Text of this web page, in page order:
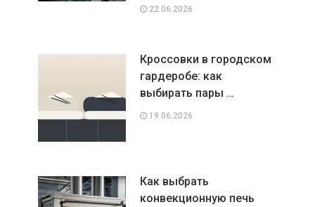
22.06.2026
Кроссовки в городском
гардеробе: как
выбирать пары …
19.06.2026
Как выбрать
конвекционную печь